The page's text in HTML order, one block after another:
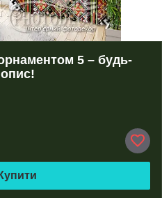
5 – будь-
Купити